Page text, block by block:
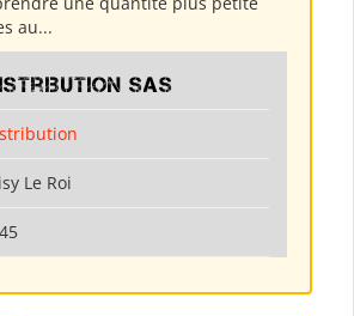
au...
SAS
Le Roi